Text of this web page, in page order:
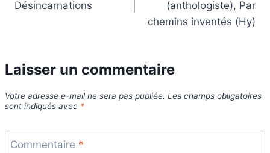
Désincarnations
(anthologiste), Par
chemins inventés (Hy)
Laisser un commentaire
Votre adresse e-mail ne sera pas publiée. Les champs obligatoires
sont indiqués avec *
Commentaire *